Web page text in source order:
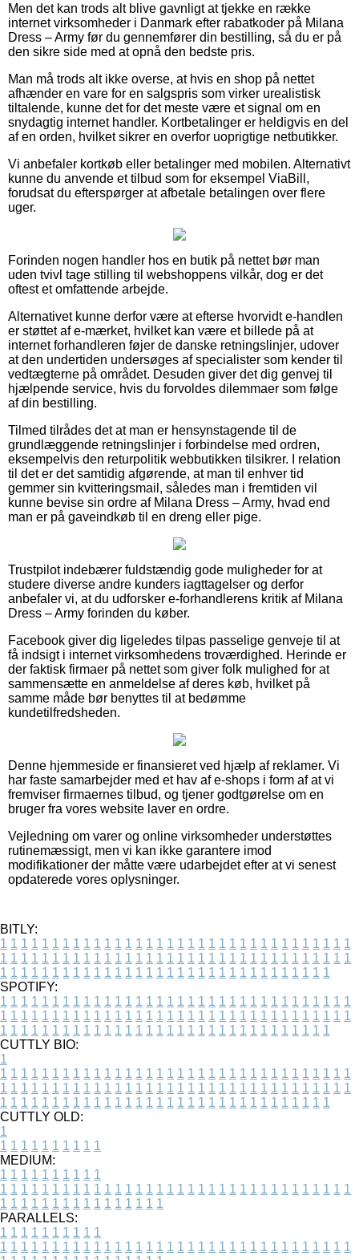
Men det kan trods alt blive gavnligt at tjekke en række
internet virksomheder i Danmark efter rabatkoder på Milana
Dress – Army før du gennemfører din bestilling, så du er på
den sikre side med at opnå den bedste pris.
Man må trods alt ikke overse, at hvis en shop på nettet
afhænder en vare for en salgspris som virker urealistisk
tiltalende, kunne det for det meste være et signal om en
snydagtig internet handler. Kortbetalinger er heldigvis en del
af en orden, hvilket sikrer en overfor uoprigtige netbutikker.
Vi anbefaler kortkøb eller betalinger med mobilen. Alternativt
kunne du anvende et tilbud som for eksempel ViaBill,
forudsat du efterspørger at afbetale betalingen over flere
uger.
Forinden nogen handler hos en butik på nettet bør man
uden tvivl tage stilling til webshoppens vilkår, dog er det
oftest et omfattende arbejde.
Alternativet kunne derfor være at efterse hvorvidt e-handlen
er støttet af e-mærket, hvilket kan være et billede på at
internet forhandleren føjer de danske retningslinjer, udover
at den undertiden undersøges af specialister som kender til
vedtægterne på området. Desuden giver det dig genvej til
hjælpende service, hvis du forvoldes dilemmaer som følge
af din bestilling.
Tilmed tilrådes det at man er hensynstagende til de
grundlæggende retningslinjer i forbindelse med ordren,
eksempelvis den returpolitik webbutikken tilsikrer. I relation
til det er det samtidig afgørende, at man til enhver tid
gemmer sin kvitteringsmail, således man i fremtiden vil
kunne bevise sin ordre af Milana Dress – Army, hvad end
man er på gaveindkøb til en dreng eller pige.
Trustpilot indebærer fuldstændig gode muligheder for at
studere diverse andre kunders iagttagelser og derfor
anbefaler vi, at du udforsker e-forhandlerens kritik af Milana
Dress – Army forinden du køber.
Facebook giver dig ligeledes tilpas passelige genveje til at
få indsigt i internet virksomhedens troværdighed. Herinde er
der faktisk firmaer på nettet som giver folk mulighed for at
sammensætte en anmeldelse af deres køb, hvilket på
samme måde bør benyttes til at bedømme
kundetilfredsheden.
Denne hjemmeside er finansieret ved hjælp af reklamer. Vi
har faste samarbejder med et hav af e-shops i form af at vi
fremviser firmaernes tilbud, og tjener godtgørelse om en
bruger fra vores website laver en ordre.
Vejledning om varer og online virksomheder understøttes
rutinemæssigt, men vi kan ikke garantere imod
modifikationer der måtte være udarbejdet efter at vi senest
opdaterede vores oplysninger.
BITLY:
1 1 1 1 1 1 1 1 1 1 1 1 1 1 1 1 1 1 1 1 1 1 1 1 1 1 1 1 1 1 1 1 1 1
1 1 1 1 1 1 1 1 1 1 1 1 1 1 1 1 1 1 1 1 1 1 1 1 1 1 1 1 1 1 1 1 1 1
1 1 1 1 1 1 1 1 1 1 1 1 1 1 1 1 1 1 1 1 1 1 1 1 1 1 1 1 1 1 1 1
SPOTIFY:
1 1 1 1 1 1 1 1 1 1 1 1 1 1 1 1 1 1 1 1 1 1 1 1 1 1 1 1 1 1 1 1 1 1
1 1 1 1 1 1 1 1 1 1 1 1 1 1 1 1 1 1 1 1 1 1 1 1 1 1 1 1 1 1 1 1 1 1
1 1 1 1 1 1 1 1 1 1 1 1 1 1 1 1 1 1 1 1 1 1 1 1 1 1 1 1 1 1 1 1
CUTTLY BIO:
1
1 1 1 1 1 1 1 1 1 1 1 1 1 1 1 1 1 1 1 1 1 1 1 1 1 1 1 1 1 1 1 1 1 1
1 1 1 1 1 1 1 1 1 1 1 1 1 1 1 1 1 1 1 1 1 1 1 1 1 1 1 1 1 1 1 1 1 1
1 1 1 1 1 1 1 1 1 1 1 1 1 1 1 1 1 1 1 1 1 1 1 1 1 1 1 1 1 1 1 1
CUTTLY OLD:
1
1 1 1 1 1 1 1 1 1 1
MEDIUM:
1 1 1 1 1 1 1 1 1 1
1 1 1 1 1 1 1 1 1 1 1 1 1 1 1 1 1 1 1 1 1 1 1 1 1 1 1 1 1 1 1 1 1 1
1 1 1 1 1 1 1 1 1 1 1 1 1 1 1 1
PARALLELS:
1 1 1 1 1 1 1 1 1 1
1 1 1 1 1 1 1 1 1 1 1 1 1 1 1 1 1 1 1 1 1 1 1 1 1 1 1 1 1 1 1 1 1 1